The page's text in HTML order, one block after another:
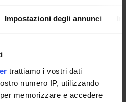
Impostazioni degli annunci
trattiamo i vostri dati
numero IP, utilizzando
memorizzare e accedere
POSTGRADUATE